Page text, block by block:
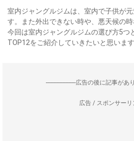
室内ジャングルジムは、室内で子供が
す。また外出できない時や、悪天候の時
今回は室内ジャングルジムの選び方5つ
TOP12をご紹介していきたいと思います
--------------------広告の後に記事があ
広告 / スポンサーリ